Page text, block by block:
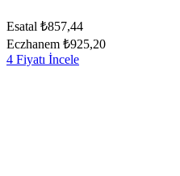
Esatal ₺857,44
Eczhanem ₺925,20
4 Fiyatı İncele